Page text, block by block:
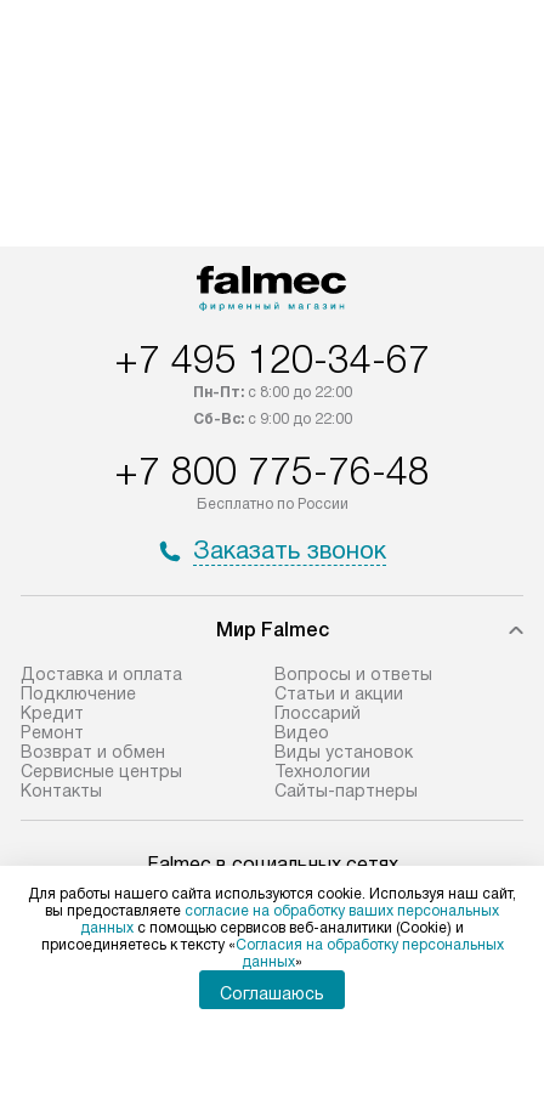
+7 495 120-34-67
Пн-Пт:с 8:00 до 22:00
Сб-Вс:с 9:00 до 22:00
+7 800 775-76-48
Бесплатно по России
Заказать звонок
Мир Falmec
Доставка и оплата
Подключение
Кредит
Ремонт
Возврат и обмен
Сервисные центры
Контакты
Вопросы и ответы
Статьи и акции
Глоссарий
Видео
Виды установок
Технологии
Сайты-партнеры
Falmec в социальных сетях
Для физических лиц
shop@falmec-home.ru
Для юридических лиц
Для работы нашего сайта используются cookie. Используя наш сайт,
вы предоставляете согласие на обработку ваших персональных
данных с помощью сервисов веб-аналитики (Cookie) и
присоединяетесь к тексту «Согласия на обработку персональных
данных»
Соглашаюсь